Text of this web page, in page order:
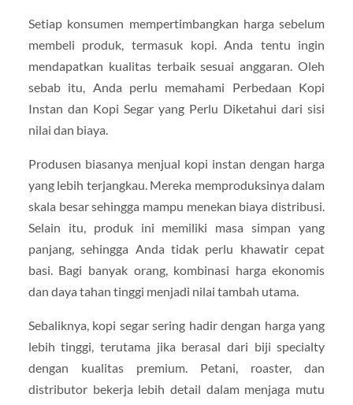
Setiap konsumen mempertimbangkan harga sebelum
membeli produk, termasuk kopi. Anda tentu ingin
mendapatkan kualitas terbaik sesuai anggaran. Oleh
sebab itu, Anda perlu memahami Perbedaan Kopi
Instan dan Kopi Segar yang Perlu Diketahui dari sisi
nilai dan biaya.
Produsen biasanya menjual kopi instan dengan harga
yang lebih terjangkau. Mereka memproduksinya dalam
skala besar sehingga mampu menekan biaya distribusi.
Selain itu, produk ini memiliki masa simpan yang
panjang, sehingga Anda tidak perlu khawatir cepat
basi. Bagi banyak orang, kombinasi harga ekonomis
dan daya tahan tinggi menjadi nilai tambah utama.
Sebaliknya, kopi segar sering hadir dengan harga yang
lebih tinggi, terutama jika berasal dari biji specialty
dengan kualitas premium. Petani, roaster, dan
distributor bekerja lebih detail dalam menjaga mutu